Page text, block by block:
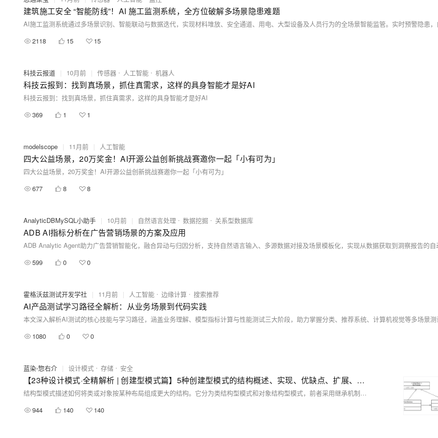
建筑施工安全 “智能防线”！AI 施工监测系统，全方位破解多场景隐患难题
2118
15 15
科技云报道 | 10月前 | 传感器 人工智能 机器人
科技云报到：找到真场景，抓住真需求，这样的具身智能才是好AI
科技云报到：找到真场景，抓住真需求，这样的具身智能才是好AI
369
1 1
modelscope | 11月前 | 人工智能
四大公益场景，20万奖金！AI开源公益创新挑战赛邀你一起「小有可为」
四大公益场景，20万奖金！AI开源公益创新挑战赛邀你一起「小有可为」
677
8 8
AnalyticDBMySQL小助手 | 10月前 | 自然语言处理 数据挖掘 关系型数据库
ADB AI指标分析在广告营销场景的方案及应用
599
0 0
霍格沃兹测试开发学社 | 11月前 | 人工智能 边缘计算 搜索推荐
AI产品测试学习路径全解析：从业务场景到代码实践
1080
0 0
蓝染-惣右介 | 设计模式 存储 安全
【23种设计模式·全精解析 | 创建型模式篇】5种创建型模式的结构概述、实现、优缺点、扩展、使用场景、源码解析
结构型模式描述如何将类或对象按某种布局组成更大的结构。它分为类结构型模式和对象结构型模式，前者采用继承机制来组织接口和类，后者釆用组合或聚合来组合对象。由于组合关系或聚合关系比继承关系耦合度低，满足“合成复用原则”，所以对象结构型模式比类结构型模式具有更大的灵活性。 结构型模式分为以下 7 种： • 代理模式 • 适配器模式 • 装饰者模式 • 桥接模式 • 外观模式 • 组合模式 • 享元模式
944
140 140